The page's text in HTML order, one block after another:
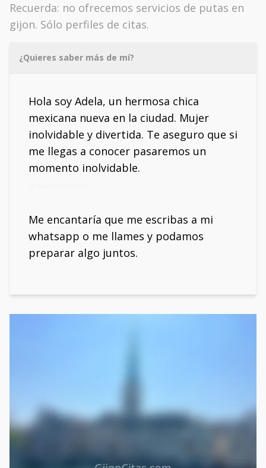
Recuerda: no ofrecemos servicios de putas en
gijon. Sólo perfiles de citas.
¿Quieres saber más de mí?
Hola soy Adela, un hermosa chica
mexicana nueva en la ciudad. Mujer
inolvidable y divertida. Te aseguro que si
me llegas a conocer pasaremos un
momento inolvidable.
Me encantaría que me escribas a mi
whatsapp o me llames y podamos
preparar algo juntos.